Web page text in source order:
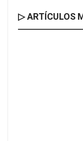
▷ ARTÍCULOS